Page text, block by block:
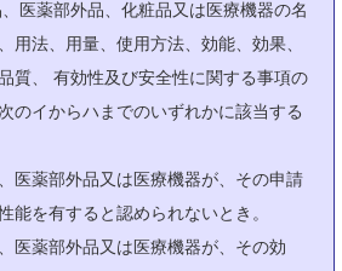
医薬部外品、化粧品又は医療機器の名
用法、用量、使用方法、効能、効果、
質、 有効性及び安全性に関する事項の
のイからハまでのいずれかに該当する
医薬部外品又は医療機器が、その申請
能を有すると認められないとき。
医薬部外品又は医療機器が、その効